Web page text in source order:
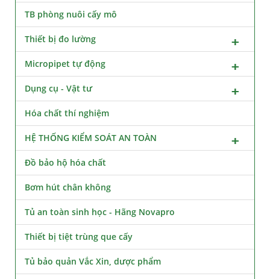
TB phòng nuôi cấy mô
Thiết bị đo lường
Micropipet tự động
Dụng cụ - Vật tư
Hóa chất thí nghiệm
HỆ THỐNG KIỂM SOÁT AN TOÀN
Đồ bảo hộ hóa chất
Bơm hút chân không
Tủ an toàn sinh học - Hãng Novapro
Thiết bị tiệt trùng que cấy
Tủ bảo quản Vắc Xin, dược phẩm